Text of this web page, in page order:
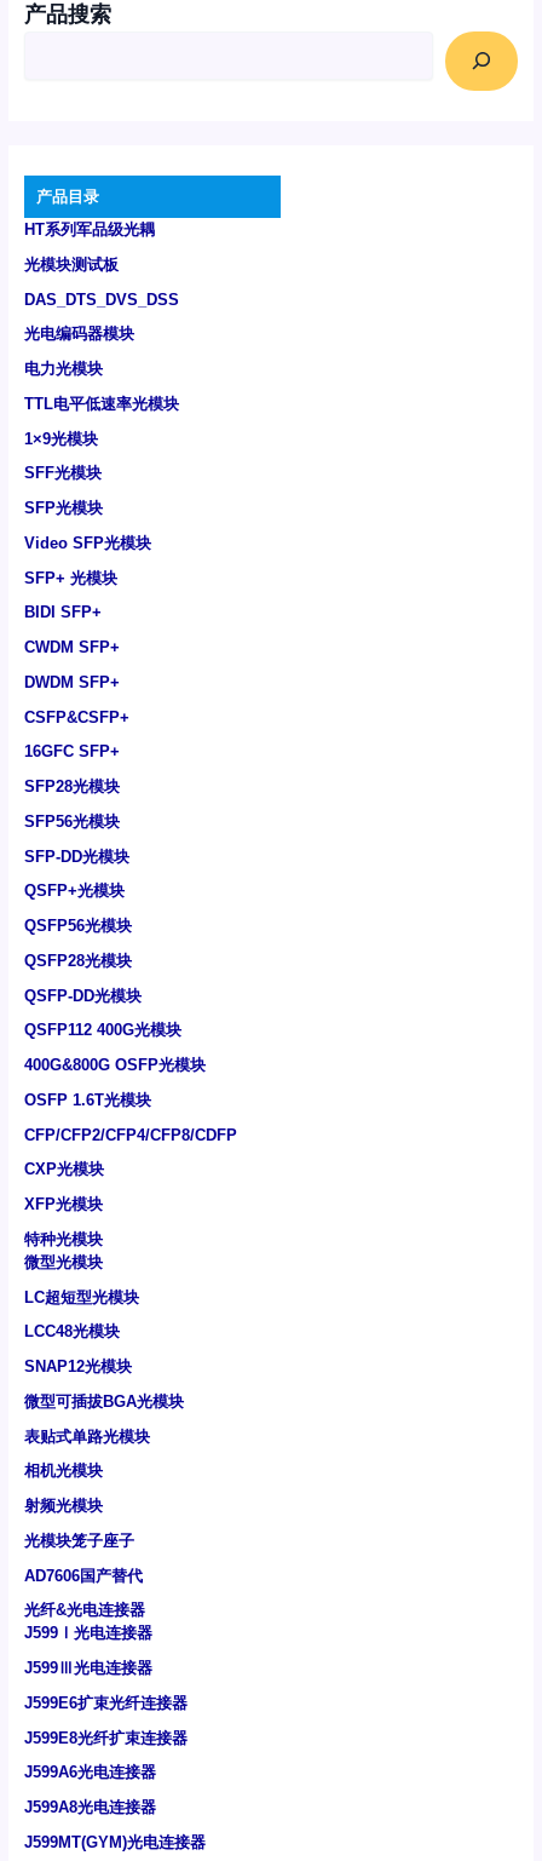
产品搜索
产品目录
HT系列军品级光耦
光模块测试板
DAS_DTS_DVS_DSS
光电编码器模块
电力光模块
TTL电平低速率光模块
1×9光模块
SFF光模块
SFP光模块
Video SFP光模块
SFP+ 光模块
BIDI SFP+
CWDM SFP+
DWDM SFP+
CSFP&CSFP+
16GFC SFP+
SFP28光模块
SFP56光模块
SFP-DD光模块
QSFP+光模块
QSFP56光模块
QSFP28光模块
QSFP-DD光模块
QSFP112 400G光模块
400G&800G OSFP光模块
OSFP 1.6T光模块
CFP/CFP2/CFP4/CFP8/CDFP
CXP光模块
XFP光模块
特种光模块
微型光模块
LC超短型光模块
LCC48光模块
SNAP12光模块
微型可插拔BGA光模块
表贴式单路光模块
相机光模块
射频光模块
光模块笼子座子
AD7606国产替代
光纤&光电连接器
J599Ⅰ光电连接器
J599Ⅲ光电连接器
J599E6扩束光纤连接器
J599E8光纤扩束连接器
J599A6光电连接器
J599A8光电连接器
J599MT(GYM)光电连接器